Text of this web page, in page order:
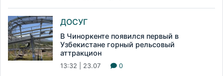
ДОСУГ
В Чиноркенте появился первый в
Узбекистане горный рельсовый
аттракцион
13:32 | 23.07 0